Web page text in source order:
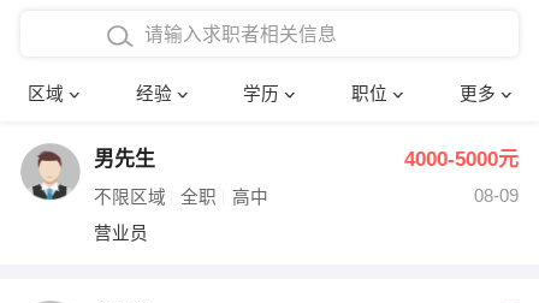
区域 经验 学历 职位 更多
在校学生工作经验
四年以上工作经验
五年以上工作经验
博士
文员 护士
财务会计
确定
男先生 4000-5000元
不限区域 全职 高中
08-09
营业员